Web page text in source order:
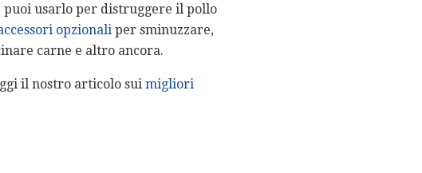
puoi usarlo per distruggere il pollo
opzionali per sminuzzare,
carne e altro ancora.
il nostro articolo sui migliori